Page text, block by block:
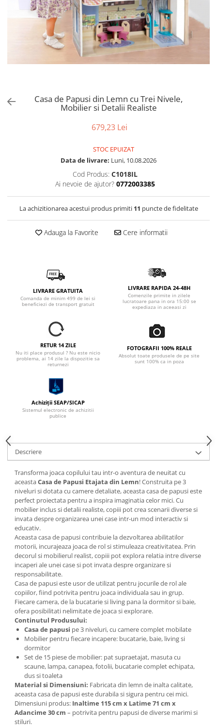
Tablite, Litere si Cifre
Jucarii exterior
Casa de Papusi din Lemn cu Trei Nivele,
Mobilier si Detalii Realiste
679,23 Lei
STOC EPUIZAT
Data de livrare: Luni, 10.08.2026
Cod Produs: C1018IL
Ai nevoie de ajutor? 0772003385
La achizitionarea acestui produs primiti 11 puncte de fidelitate
Adauga la Favorite Cere informatii
LIVRARE GRATUITA
Comanda de minim 499 de lei si
beneficiezi de transport gratuit
LIVRARE RAPIDA 24-48H
Comenzile primite in zilele
lucratoare pana in ora 15:00 se
expediaza in aceeasi zi
RETUR 14 ZILE
Nu iti place produsul ? Nu este nicio
problema, ai 14 zile la dispozitie sa
returnezi
FOTOGRAFII 100% REALE
Absolut toate produsele de pe site
sunt 100% ca in poza
Achiziții SEAP/SICAP
Sistemul electronic de achizitii
publice
Descriere
Transforma joaca copilului tau intr-o aventura de neuitat cu
aceastaCasa de Papusi Etajata din Lemn! Construita pe 3
niveluri si dotata cu camere detaliate, aceasta casa de papusi este
perfect proiectata pentru a inspira imaginatia celor mici. Cu
mobilier inclus si detalii realiste, copiii pot crea scenarii diverse si
invata despre organizarea unei case intr-un mod interactiv si
educativ.
Aceasta casa de papusi contribuie la dezvoltarea abilitatilor
motorii, incurajeaza joaca de rol si stimuleaza creativitatea. Prin
decorul si mobilierul realist, copiii pot explora relatia intre diverse
incaperi ale unei case si pot invata despre organizare si
responsabilitate.
Casa de papusi este usor de utilizat pentru jocurile de rol ale
copiilor, fiind potrivita pentru joaca individuala sau in grup.
Fiecare camera, de la bucatarie si living pana la dormitor si baie,
ofera posibilitati nelimitate de joaca si explorare.
Continutul Produsului:
Casa de papusi pe 3 niveluri, cu camere complet mobilate
Mobilier pentru fiecare incapere: bucatarie, baie, living si
dormitor
Set de 15 piese de mobilier: pat supraetajat, masuta cu
scaune, lampa, canapea, fotolii, bucatarie complet echipata,
dus si toaleta
Material si Dimensiuni: Fabricata din lemn de inalta calitate,
aceasta casa de papusi este durabila si sigura pentru cei mici.
Dimensiuni produs: Inaltime 115 cm x Latime 71 cm x
Adancime 30 cm – potrivita pentru papusi de diverse marimi si
stiluri.